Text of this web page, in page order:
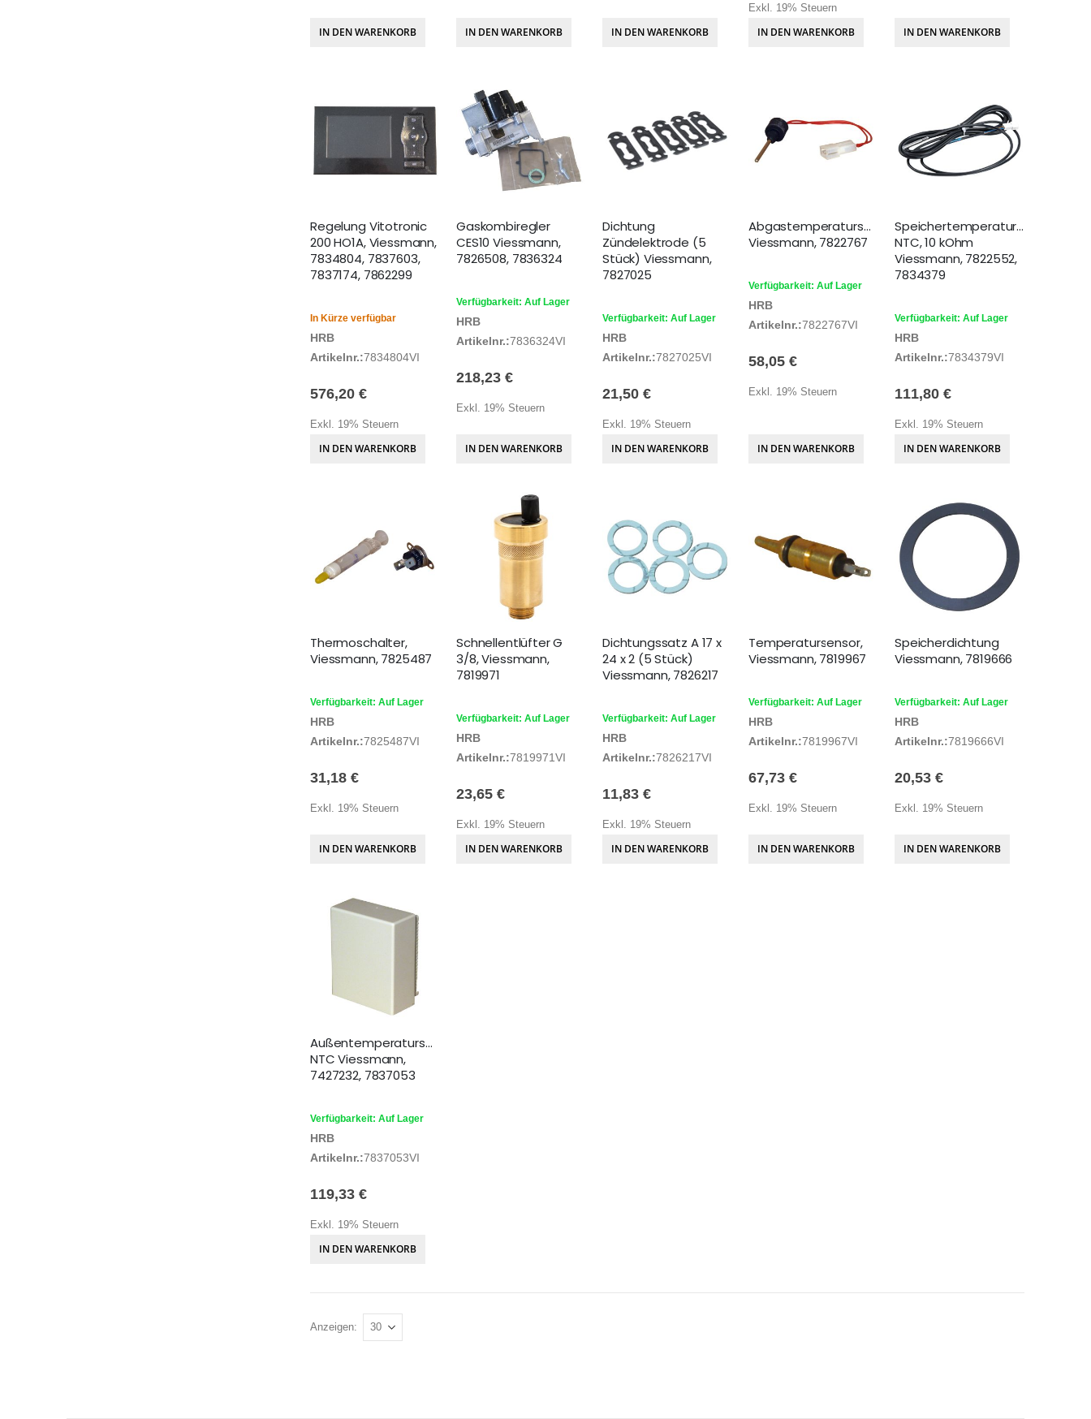
IN DEN WARENKORB IN DEN WARENKORB IN DEN WARENKORB
Exkl. 19% Steuern
IN DEN WARENKORB IN DEN WARENKORB
Regelung Vitotronic
200 HO1A, Viessmann,
7834804, 7837603,
7837174, 7862299
In Kürze verfügbar
HRB
Artikelnr.:7834804VI
576,20 €
Exkl. 19% Steuern
IN DEN WARENKORB
Gaskombiregler
CES10 Viessmann,
7826508, 7836324
Verfügbarkeit: Auf Lager
HRB
Artikelnr.:7836324VI
218,23 €
Exkl. 19% Steuern
IN DEN WARENKORB
Dichtung
Zündelektrode (5
Stück) Viessmann,
7827025
Verfügbarkeit: Auf Lager
HRB
Artikelnr.:7827025VI
21,50 €
Exkl. 19% Steuern
IN DEN WARENKORB
Abgastemperatursensor,
Viessmann, 7822767
Verfügbarkeit: Auf Lager
HRB
Artikelnr.:7822767VI
58,05 €
Exkl. 19% Steuern
IN DEN WARENKORB
Speichertemperatursensor
NTC, 10 kOhm
Viessmann, 7822552,
7834379
Verfügbarkeit: Auf Lager
HRB
Artikelnr.:7834379VI
111,80 €
Exkl. 19% Steuern
IN DEN WARENKORB
Thermoschalter,
Viessmann, 7825487
Verfügbarkeit: Auf Lager
HRB
Artikelnr.:7825487VI
31,18 €
Exkl. 19% Steuern
IN DEN WARENKORB
Schnellentlüfter G
3/8, Viessmann,
7819971
Verfügbarkeit: Auf Lager
HRB
Artikelnr.:7819971VI
23,65 €
Exkl. 19% Steuern
IN DEN WARENKORB
Dichtungssatz A 17 x
24 x 2 (5 Stück)
Viessmann, 7826217
Verfügbarkeit: Auf Lager
HRB
Artikelnr.:7826217VI
11,83 €
Exkl. 19% Steuern
IN DEN WARENKORB
Temperatursensor,
Viessmann, 7819967
Verfügbarkeit: Auf Lager
HRB
Artikelnr.:7819967VI
67,73 €
Exkl. 19% Steuern
IN DEN WARENKORB
Speicherdichtung
Viessmann, 7819666
Verfügbarkeit: Auf Lager
HRB
Artikelnr.:7819666VI
20,53 €
Exkl. 19% Steuern
IN DEN WARENKORB
Außentemperatursensor
NTC Viessmann,
7427232, 7837053
Verfügbarkeit: Auf Lager
HRB
Artikelnr.:7837053VI
119,33 €
Exkl. 19% Steuern
IN DEN WARENKORB
Anzeigen